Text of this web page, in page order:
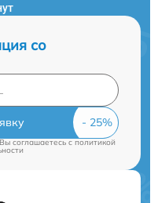
со
соглашаетесь cполитикой